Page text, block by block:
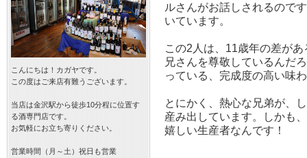
ルさんがお話しされるので
いています。
この2人は、11歳年の差が
兄さんを尊敬しているんだ
っている、完成度の高い味
とにかく、熱心な兄弟が、
産み出しています。しかも
嬉しい生産者なんです！
こんにちは！カガヤです。
この度はご来店有難うございます。
当店は金沢駅から徒歩10分程に位置す
る酒専門店です。
お気軽にお立ち寄りください。
営業時間（月～土）祝日も営業